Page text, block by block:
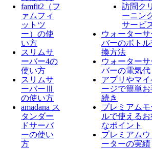
famfit2（フ
ァムフィ
ットツ
ー）の使
い方
スリムサ
ーバー4の
使い方
スリムサ
ーバーⅢ
の使い方
amadana ス
タンダー
ドサーバ
ーの使い
方
訪問ク
ーニン
サービ
ウォーター
バーのボトル
換方法
ウォーター
バーの電気代
アプリやマイ
ージで簡単お
続き
プレミアムモ
ルで使える
なポイント
プレミアムウ
ーターの実績